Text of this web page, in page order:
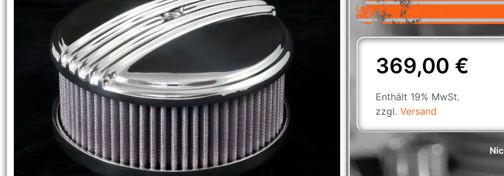
369,00 €
Enthält 19% MwSt.
zzgl. Versand